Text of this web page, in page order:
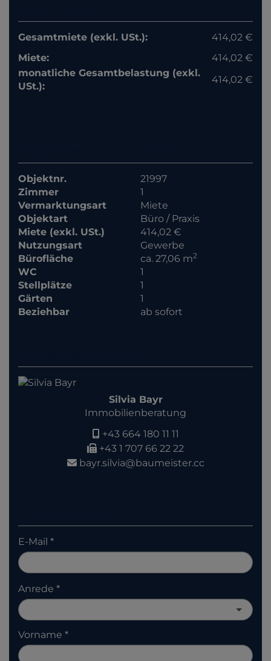
Gesamtmiete (exkl. USt.):
414,02 €
Miete:
414,02 €
monatliche Gesamtbelastung (exkl.
USt.):
414,02 €
Objektnr.
21997
Zimmer
1
Vermarktungsart
Miete
Objektart
Büro / Praxis
Miete (exkl. USt.)
414,02 €
Nutzungsart
Gewerbe
Bürofläche
ca. 27,06 m2
WC
1
Stellplätze
1
Gärten
1
Beziehbar
ab sofort
Silvia Bayr
Immobilienberatung
+43 664 180 11 11
+43 1 707 66 22 22
bayr.silvia@baumeister.cc
E-Mail
Anrede
Vorname